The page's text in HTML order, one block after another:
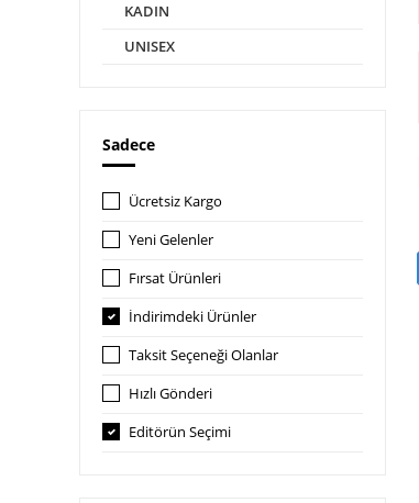
KADIN
UNISEX
Sadece
Ücretsiz Kargo
Yeni Gelenler
Fırsat Ürünleri
İndirimdeki Ürünler
Taksit Seçeneği Olanlar
Hızlı Gönderi
Editörün Seçimi